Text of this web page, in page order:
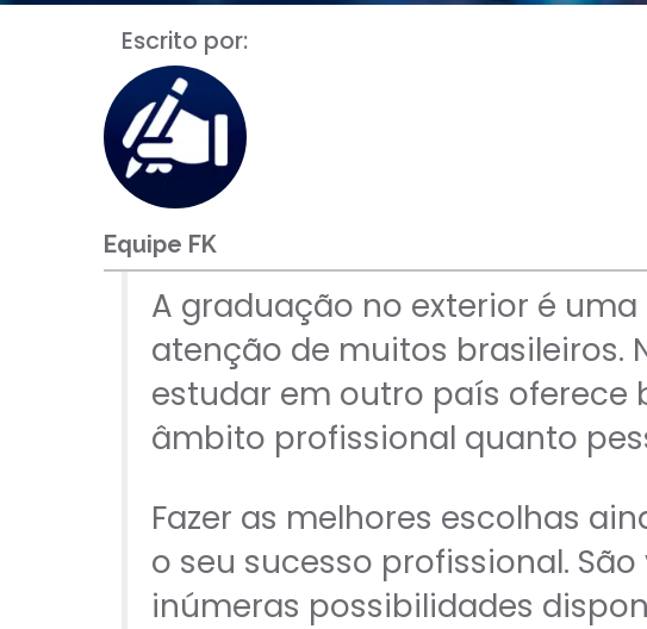
Escrito por:
Equipe FK
A graduação no exterior é
atenção de muitos brasileiros.
estudar em outro país
âmbito profissional quanto
Fazer as melhores escolhas
o seu sucesso profissional.
inúmeras possibilidades